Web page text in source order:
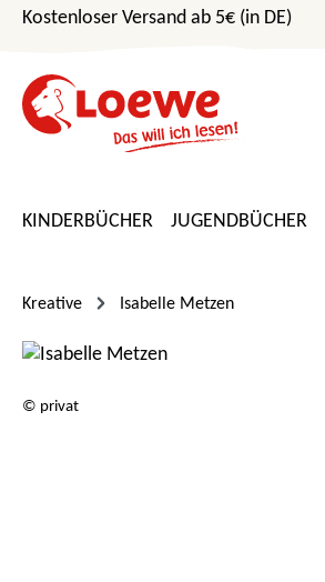
Hauptinhalt springen
Zur Suche springen
Zur Hauptnavigation springen
Kostenloser Versand ab 5€ (in DE)
KINDERBÜCHER JUGENDBÜCHER
Kreative Isabelle Metzen
© privat